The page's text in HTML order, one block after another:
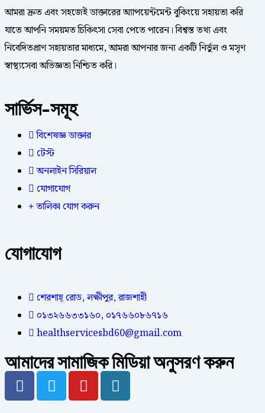
আমরা দ্রুত এবং সহজেই ডাক্তারের অ্যাপয়েন্টমেন্ট বুকিংয়ে সহায়তা করি
যাতে আপনি সময়মত চিকিৎসা সেবা পেতে পারেন। বিশ্বস্ত তথ্য এবং
নিবেদিতপ্রাণ সহায়তার মাধ্যমে, আমরা আপনার জন্য একটি নির্ভুল ও মসৃণ
স্বাস্থ্যসেবা অভিজ্ঞতা নিশ্চিত করি।
সার্ভিস-সমূহ
বিশেষজ্ঞ ডাক্তার
টেস্ট
অনলাইন সিরিয়াল
যোগাযোগ
তালিকা যোগ করুন
যোগাযোগ
শেরশাহ্ রোড, লক্ষীপুর, রাজশাহী
০১৩২৬৬৩৩১৬০, ০১৭৬৬০৮৬৭১৬
healthservicesbd60@gmail.com
আমাদের সামাজিক মিডিয়া অনুসরণ করুন